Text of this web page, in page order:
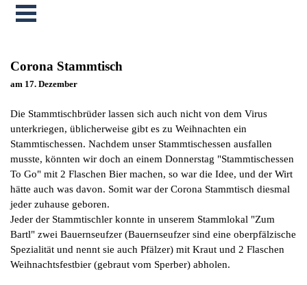
Corona Stammtisch
am 17. Dezember
Die Stammtischbrüder lassen sich auch nicht von dem Virus
unterkriegen, üblicherweise gibt es zu Weihnachten ein
Stammtischessen. Nachdem unser Stammtischessen ausfallen
musste, könnten wir doch an einem Donnerstag "Stammtischessen
To Go" mit 2 Flaschen Bier machen, so war die Idee, und der Wirt
hätte auch was davon. Somit war der Corona Stammtisch diesmal
jeder zuhause geboren.
Jeder der Stammtischler konnte in unserem Stammlokal "Zum
Bartl" zwei Bauernseufzer (Bauernseufzer sind eine oberpfälzische
Spezialität und nennt sie auch Pfälzer) mit Kraut und 2 Flaschen
Weihnachtsfestbier (gebraut vom Sperber) abholen.